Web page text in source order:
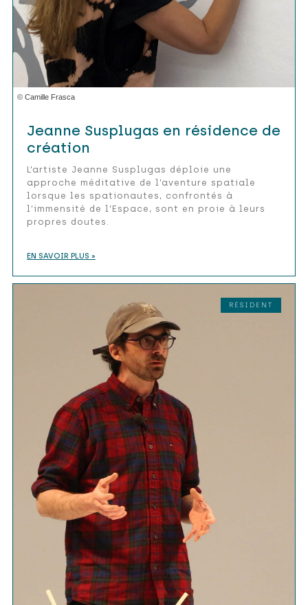
© Camille Frasca
Jeanne Susplugas en résidence de
création
L’artiste Jeanne Susplugas déploie une
approche méditative de l’aventure spatiale
lorsque les spationautes, confrontés à
l’immensité de l’Espace, sont en proie à leurs
propres doutes.
EN SAVOIR PLUS »
RÉSIDENT